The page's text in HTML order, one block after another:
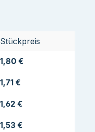
Stückpreis
1,80 €
1,71 €
1,62 €
1,53 €